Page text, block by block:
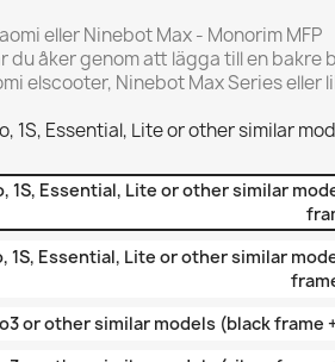
eller Ninebot Max - Monorim MFP
du åker genom att lägga till en bakre
elscooter, Ninebot Max Series eller
1S, Essential, Lite or other similar
1S, Essential, Lite or other similar
1S, Essential, Lite or other similar
or other similar models (black frame